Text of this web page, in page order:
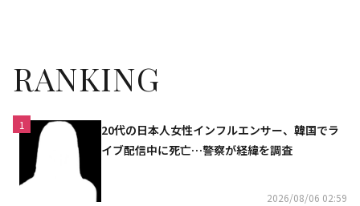
RANKING
1
20代の日本人女性インフルエンサー、韓国でラ
イブ配信中に死亡…警察が経緯を調査
2026/08/06 02:59